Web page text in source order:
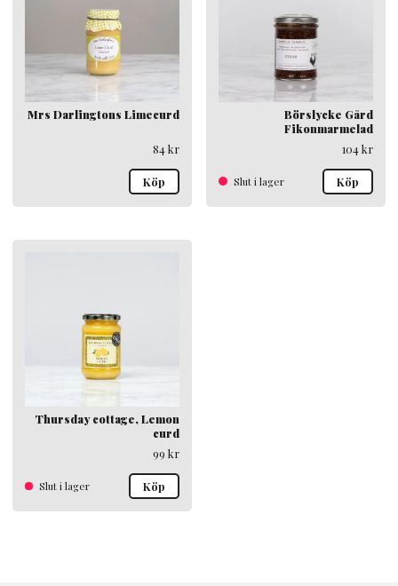
Mrs Darlingtons Limecurd
84kr
Köp
Börslycke Gård
Fikonmarmelad
104kr
Slut i lager Köp
Thursday cottage, Lemon
curd
99 kr
Slut i lager Köp